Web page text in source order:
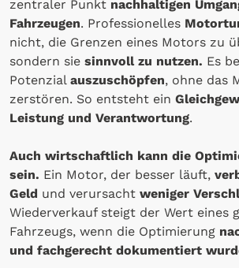
zentraler Punkt nachhaltigen
Fahrzeugen. Professionelles
nicht, die Grenzen eines Motors zu
sondern sie sinnvoll zu nutzen. Es
Potenzial auszuschöpfen, ohne das
zerstören. So entsteht ein
Leistung und Verantwortung.
Auch wirtschaftlich kann die
sein. Ein Motor, der besser läuft,
Geld und verursacht weniger
Wiederverkauf steigt der Wert eines
Fahrzeugs, wenn die Optimierung
und fachgerecht dokumentiert